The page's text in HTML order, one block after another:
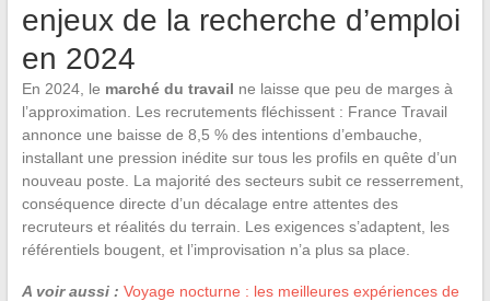
enjeux de la recherche d’emploi
en 2024
En 2024, le marché du travail ne laisse que peu de marges à
l’approximation. Les recrutements fléchissent : France Travail
annonce une baisse de 8,5 % des intentions d’embauche,
installant une pression inédite sur tous les profils en quête d’un
nouveau poste. La majorité des secteurs subit ce resserrement,
conséquence directe d’un décalage entre attentes des
recruteurs et réalités du terrain. Les exigences s’adaptent, les
référentiels bougent, et l’improvisation n’a plus sa place.
A voir aussi : Voyage nocturne : les meilleures expériences de